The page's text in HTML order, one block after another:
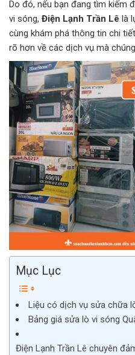
Do đó, nếu bạn đang tìm kiếm
vi sóng, Điện Lạnh Trần Lê là
cùng khám phá thông tin chi
rõ hơn về các dịch vụ mà
Mục Lục
Liệu có dịch vụ sửa chữa
Bảng giá sửa lò vi sóng
Điện Lạnh Trần Lê chuyên